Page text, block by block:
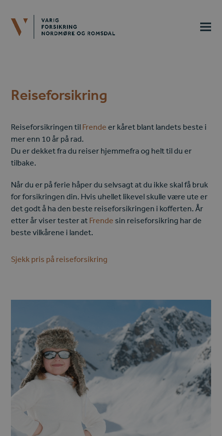
Reiseforsikring
Reiseforsikringen til Frende er kåret blant landets beste i
mer enn 10 år på rad.
Du er dekket fra du reiser hjemmefra og helt til du er
tilbake.
Når du er på ferie håper du selvsagt at du ikke skal få bruk
for forsikringen din. Hvis uhellet likevel skulle være ute er
det godt å ha den beste reiseforsikringen i kofferten. År
etter år viser tester at Frende sin reiseforsikring har de
beste vilkårene i landet.
Sjekk pris på reiseforsikring